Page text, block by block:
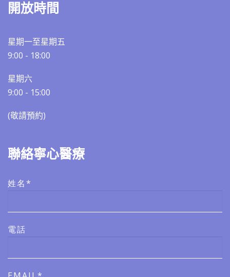
開放時間
星期一至星期五
9:00 - 18:00
星期六
9:00 - 15:00
(敬請預約)​​
聯絡寧心醫療
姓名*
電話